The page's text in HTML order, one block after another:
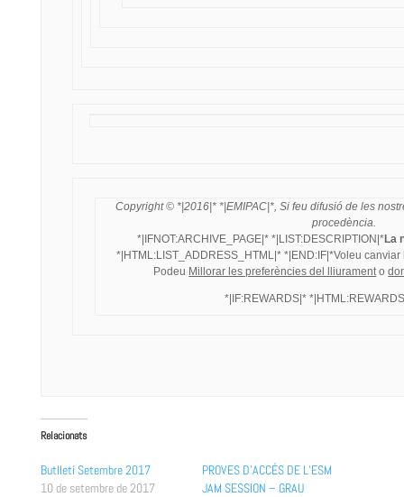
Copyright © *|2016|* *|EMIPAC|*, Si feu difusió de les
procedència.
*|IFNOT:ARCHIVE_PAGE|* *|LIST:DESCRIPTION|*La
*|HTML:LIST_ADDRESS_HTML|* *|END:IF|*Voleu
Podeu Millorar les preferències del lliuramento
*|IF:REWARDS|*
Relacionats
Butlletí Setembre 2017
10 de setembre de 2017
PROVES D’ACCÉS DE L’ESM
JAM SESSION – GRAU